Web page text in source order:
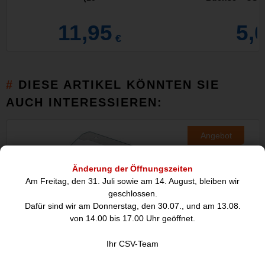
Änderung der Öffnungszeiten
Am Freitag, den 31. Juli sowie am 14. August, bleiben wir
geschlossen.
Dafür sind wir am Donnerstag, den 30.07., und am 13.08.
von 14.00 bis 17.00 Uhr geöffnet.
Ihr CSV-Team
11,95 €
DIESE ARTIKEL KÖNNTEN SIE
AUCH INTERESSIEREN:
Angebot